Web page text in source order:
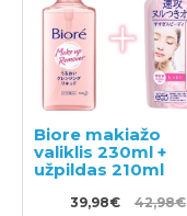
Biore makiažo
valiklis 230ml +
užpildas 210ml
39,98€ 42,98€